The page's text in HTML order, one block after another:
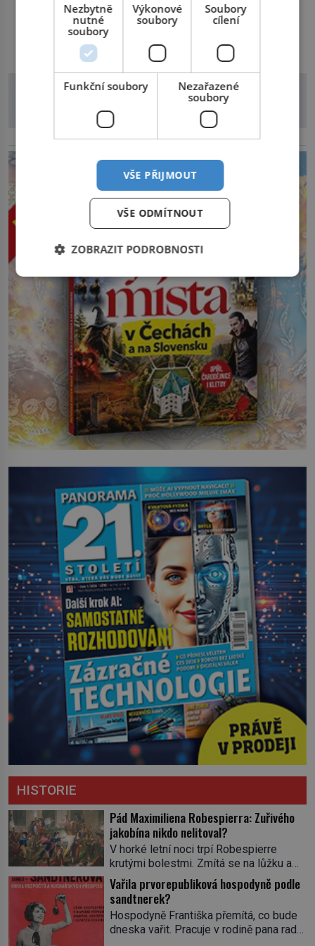
údajně poznává, jenže Ruža Vlajna má být v tu chvíli
mrtvá celé století. Vesnice Kisiljevo v severovýchodním
Srbsku má s upíry nevyřízené účty. […]
DALŠÍ ČLÁNKY Z RUBRIKY
reklama
HISTORIE
Pád Maximiliena Robespierra: Zuřivého
jakobína nikdo nelitoval?
V horké letní noci trpí Robespierre
krutými bolestmi. Zmítá se na lůžku a
hlavou mu víří kolotoč myšlenek. Když
se probere z mdlob, vzpomene si na
jednu z pařížských jasnovidek, kterou
před lety navštívil. Prorokovala mu
tragický osud. Tehdy se jí vysmál.
Vařila prvorepubliková hospodyně podle
sandtnerek?
Hospodyně Františka přemítá, co bude
dneska vařit. Pracuje v rodině pana rady
Nezbytně
nutné
soubory
Výkonové
soubory
Soubory
cílení
Funkční soubory
Nezařazené
soubory
VŠE PŘIJMOUT
VŠE ODMÍTNOUT
ZOBRAZIT PODROBNOSTI